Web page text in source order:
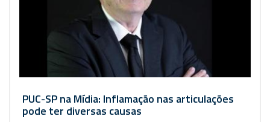
PUC-SP na Mídia: Inflamação nas articulações
pode ter diversas causas